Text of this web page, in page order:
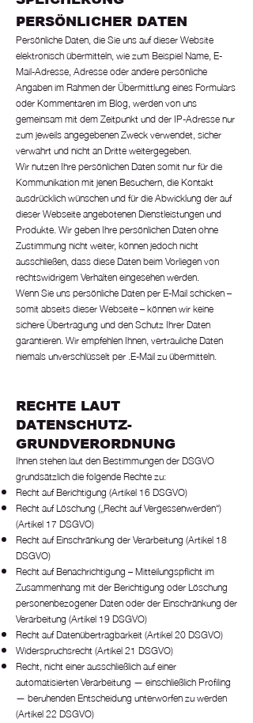
PERSÖNLICHER DATEN
Persönliche Daten, die Sie uns auf dieser Website
elektronisch übermitteln, wie zum Beispiel Name, E-
Mail-Adresse, Adresse oder andere persönliche
Angaben im Rahmen der Übermittlung eines Formulars
oder Kommentaren im Blog, werden von uns
gemeinsam mit dem Zeitpunkt und der IP-Adresse nur
zum jeweils angegebenen Zweck verwendet, sicher
verwahrt und nicht an Dritte weitergegeben.
Wir nutzen Ihre persönlichen Daten somit nur für die
Kommunikation mit jenen Besuchern, die Kontakt
ausdrücklich wünschen und für die Abwicklung der auf
dieser Webseite angebotenen Dienstleistungen und
Produkte. Wir geben Ihre persönlichen Daten ohne
Zustimmung nicht weiter, können jedoch nicht
ausschließen, dass diese Daten beim Vorliegen von
rechtswidrigem Verhalten eingesehen werden.
Wenn Sie uns persönliche Daten per E-Mail schicken –
somit abseits dieser Webseite – können wir keine
sichere Übertragung und den Schutz Ihrer Daten
garantieren. Wir empfehlen Ihnen, vertrauliche Daten
niemals unverschlüsselt per .E-Mail zu übermitteln.
RECHTE LAUT
DATENSCHUTZ-
GRUNDVERORDNUNG
Ihnen stehen laut den Bestimmungen der DSGVO
grundsätzlich die folgende Rechte zu:
Recht auf Berichtigung (Artikel 16 DSGVO)
Recht auf Löschung („Recht auf Vergessenwerden“)
(Artikel 17 DSGVO)
Recht auf Einschränkung der Verarbeitung (Artikel 18
DSGVO)
Recht auf Benachrichtigung – Mitteilungspflicht im
Zusammenhang mit der Berichtigung oder Löschung
personenbezogener Daten oder der Einschränkung der
Verarbeitung (Artikel 19 DSGVO)
Recht auf Datenübertragbarkeit (Artikel 20 DSGVO)
Widerspruchsrecht (Artikel 21 DSGVO)
Recht, nicht einer ausschließlich auf einer
automatisierten Verarbeitung — einschließlich Profiling
— beruhenden Entscheidung unterworfen zu werden
(Artikel 22 DSGVO)